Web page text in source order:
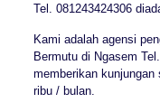
Tel. 081243424306
Kami adalah agensi
Bermutu di Ngasem
memberikan kunjungan
ribu / bulan.